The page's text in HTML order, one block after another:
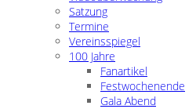
Satzung
Termine
Vereinsspiegel
100 Jahre
Fanartikel
Festwochenende
Gala Abend